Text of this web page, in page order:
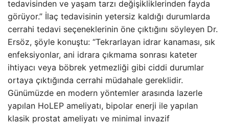
tedavisinden ve yaşam tarzı değişikliklerinden fayda
görüyor.” İlaç tedavisinin yetersiz kaldığı durumlarda
cerrahi tedavi seçeneklerinin öne çıktığını söyleyen Dr.
Ersöz, şöyle konuştu: “Tekrarlayan idrar kanaması, sık
enfeksiyonlar, ani idrara çıkmama sonrası kateter
ihtiyacı veya böbrek yetmezliği gibi ciddi durumlar
ortaya çıktığında cerrahi müdahale gereklidir.
Günümüzde en modern yöntemler arasında lazerle
yapılan HoLEP ameliyatı, bipolar enerji ile yapılan
klasik prostat ameliyatı ve minimal invazif